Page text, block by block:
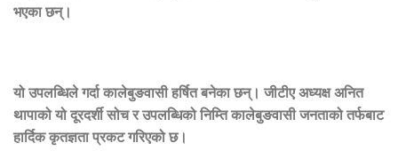
भएका छन्।
यो उपलब्धिले गर्दा कालेबुङवासी हर्षित बनेका छन्। जीटीए अध्यक्ष अनित
थापाको यो दूरदर्शी सोच र उपलब्धिको निम्ति कालेबुङवासी जनताको तर्फबाट
हार्दिक कृतज्ञता प्रकट गरिएको छ।